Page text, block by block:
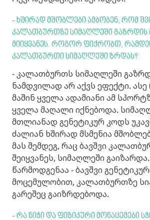
- ხშირად მშობლები ამბობენ, რომ
კალათბურთზე სიმაღლეში გაზრდის
მიიყვანეს. როგორ ფიქრობთ,
კალათბურთი სიმაღლეში ზრდას?
- კალათბურთს სიმაღლეში
ნამდვილად არ აქვს ეფექტი.
მაშინ ყველა ადამიანი ამ
ყველა მაღალი იქნებოდა.
მთლიანად გენეტიკურ კოდს
ძალიან ხშირად მსმენია
მას შემდეგ, რაც ბავშვი
შეიყვანეს, სიმაღლეში
წარმოდგენაა - ბავშვი
მოცემულობით, კალათბურთზე
გარეშეც გაიზრდებოდა.
- რა ნიჭი და ფიზიკური მონაცემები